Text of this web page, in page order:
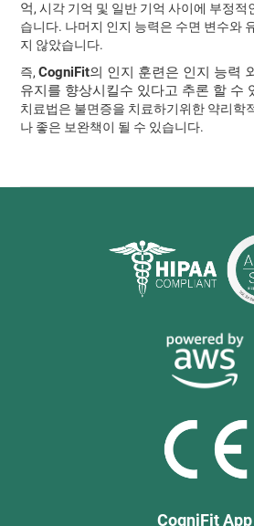
억, 시각 기억 및 일반 기억 사이에 부정적
습니다. 나머지 인지 능력은 수면 변수와
지 않았습니다.
즉,CogniFit의 인지 훈련은 인지 능력
유지를 향상시킬수 있다고 추론 할 수
치료법은 불면증을 치료하기위한 약리학
나 좋은 보완책이 될 수 있습니다.
CogniFit App